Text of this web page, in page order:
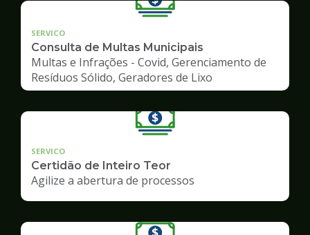
SERVICO
Consulta de Multas Municipais
Multas e Infrações - Covid, Gerenciamento de
Resíduos Sólido, Geradores de Lixo
SERVICO
Certidão de Inteiro Teor
Agilize a abertura de processos